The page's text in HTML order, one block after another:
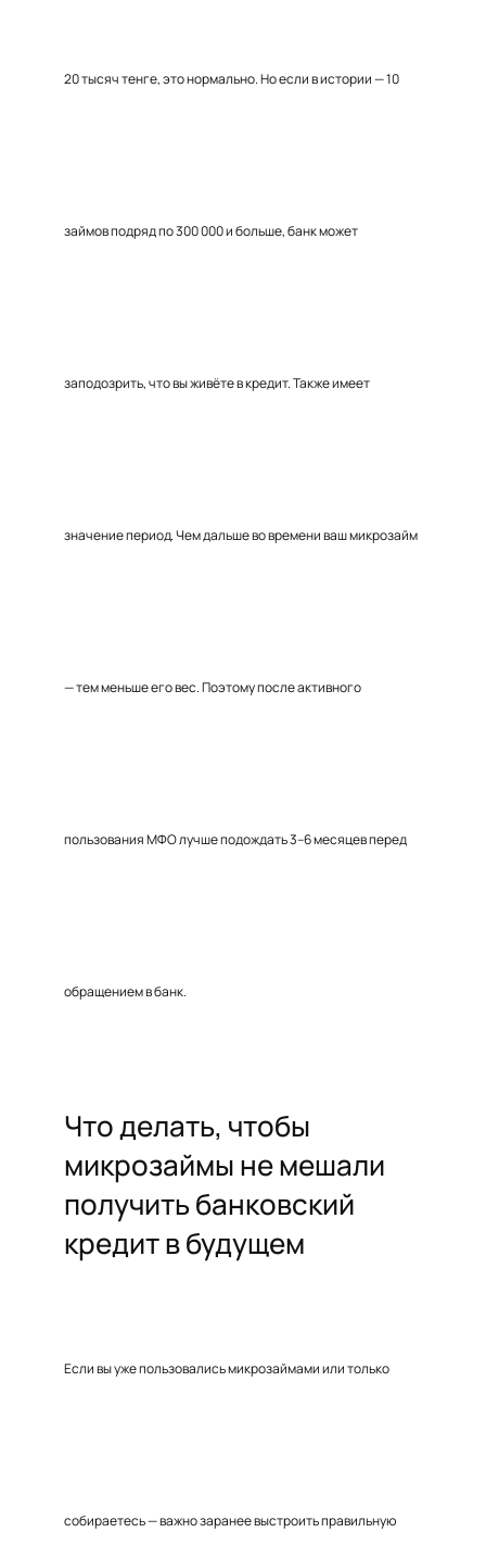
20 тысяч тенге, это нормально. Но если в истории — 10
займов подряд по 300 000 и больше, банк может
заподозрить, что вы живёте в кредит. Также имеет
значение период. Чем дальше во времени ваш микрозайм
— тем меньше его вес. Поэтому после активного
пользования МФО лучше подождать 3–6 месяцев перед
обращением в банк.
Что делать, чтобы
микрозаймы не мешали
получить банковский
кредит в будущем
Если вы уже пользовались микрозаймами или только
собираетесь — важно заранее выстроить правильную